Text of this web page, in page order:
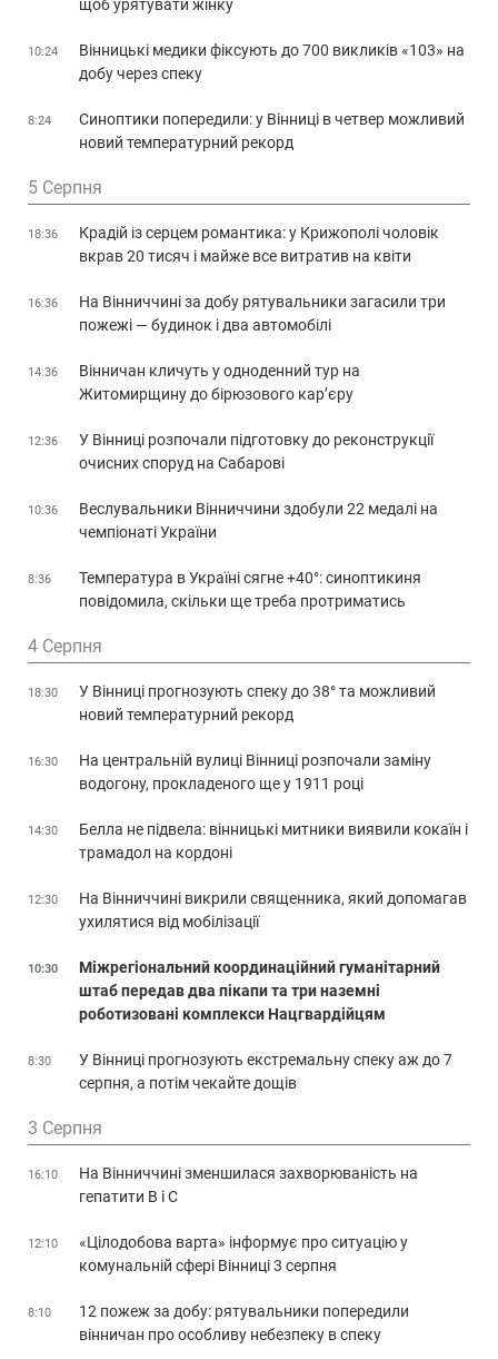
щоб урятувати жінку
10:24
Вінницькі медики фіксують до 700 викликів «103» на
добу через спеку
8:24
Синоптики попередили: у Вінниці в четвер можливий
новий температурний рекорд
5 Серпня
18:36
Крадій із серцем романтика: у Крижополі чоловік
вкрав 20 тисяч і майже все витратив на квіти
16:36
На Вінниччині за добу рятувальники загасили три
пожежі — будинок і два автомобілі
14:36
Вінничан кличуть у одноденний тур на
Житомирщину до бірюзового кар’єру
12:36
У Вінниці розпочали підготовку до реконструкції
очисних споруд на Сабарові
10:36
Веслувальники Вінниччини здобули 22 медалі на
чемпіонаті України
8:36
Температура в Україні сягне +40°: синоптикиня
повідомила, скільки ще треба протриматись
4 Серпня
18:30
У Вінниці прогнозують спеку до 38° та можливий
новий температурний рекорд
16:30
На центральній вулиці Вінниці розпочали заміну
водогону, прокладеного ще у 1911 році
14:30
Белла не підвела: вінницькі митники виявили кокаїн і
трамадол на кордоні
12:30
На Вінниччині викрили священника, який допомагав
ухилятися від мобілізації
10:30
Міжрегіональний координаційний гуманітарний
штаб передав два пікапи та три наземні
роботизовані комплекси Нацгвардійцям
8:30
У Вінниці прогнозують екстремальну спеку аж до 7
серпня, а потім чекайте дощів
3 Серпня
16:10
На Вінниччині зменшилася захворюваність на
гепатити В і С
12:10
«Цілодобова варта» інформує про ситуацію у
комунальній сфері Вінниці 3 серпня
8:10
12 пожеж за добу: рятувальники попередили
вінничан про особливу небезпеку в спеку